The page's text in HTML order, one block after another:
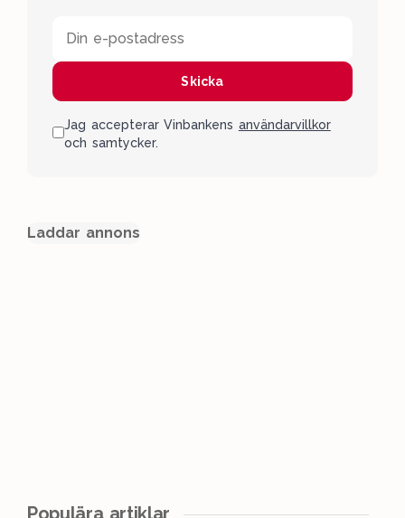
Din e-postadress
Skicka
Jag accepterar Vinbankens användarvillkor
och samtycker.
Laddar annons